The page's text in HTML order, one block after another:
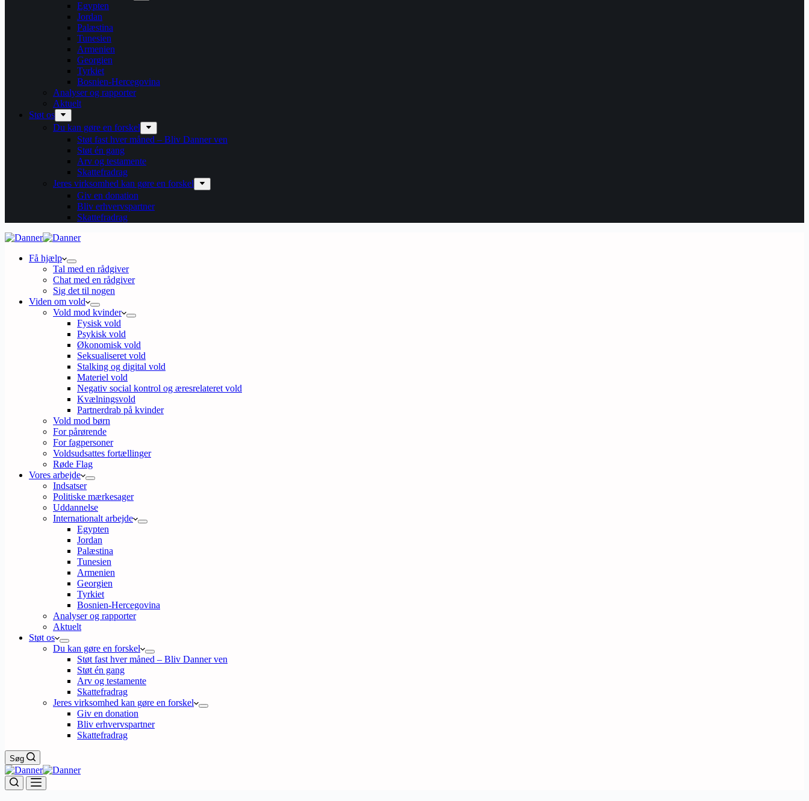
Egypten
Jordan
Palæstina
Tunesien
Armenien
Georgien
Tyrkiet
Bosnien-Hercegovina
Analyser og rapporter
Aktuelt
Støt os
Du kan gøre en forskel
Støt fast hver måned – Bliv Danner ven
Støt én gang
Arv og testamente
Skattefradrag
Jeres virksomhed kan gøre en forskel
Giv en donation
Bliv erhvervspartner
Skattefradrag
Få hjælp
Tal med en rådgiver
Chat med en rådgiver
Sig det til nogen
Viden om vold
Vold mod kvinder
Fysisk vold
Psykisk vold
Økonomisk vold
Seksualiseret vold
Stalking og digital vold
Materiel vold
Negativ social kontrol og æresrelateret vold
Kvælningsvold
Partnerdrab på kvinder
Vold mod børn
For pårørende
For fagpersoner
Voldsudsattes fortællinger
Røde Flag
Vores arbejde
Indsatser
Politiske mærkesager
Uddannelse
Internationalt arbejde
Egypten
Jordan
Palæstina
Tunesien
Armenien
Georgien
Tyrkiet
Bosnien-Hercegovina
Analyser og rapporter
Aktuelt
Støt os
Du kan gøre en forskel
Støt fast hver måned – Bliv Danner ven
Støt én gang
Arv og testamente
Skattefradrag
Jeres virksomhed kan gøre en forskel
Giv en donation
Bliv erhvervspartner
Skattefradrag
Søg